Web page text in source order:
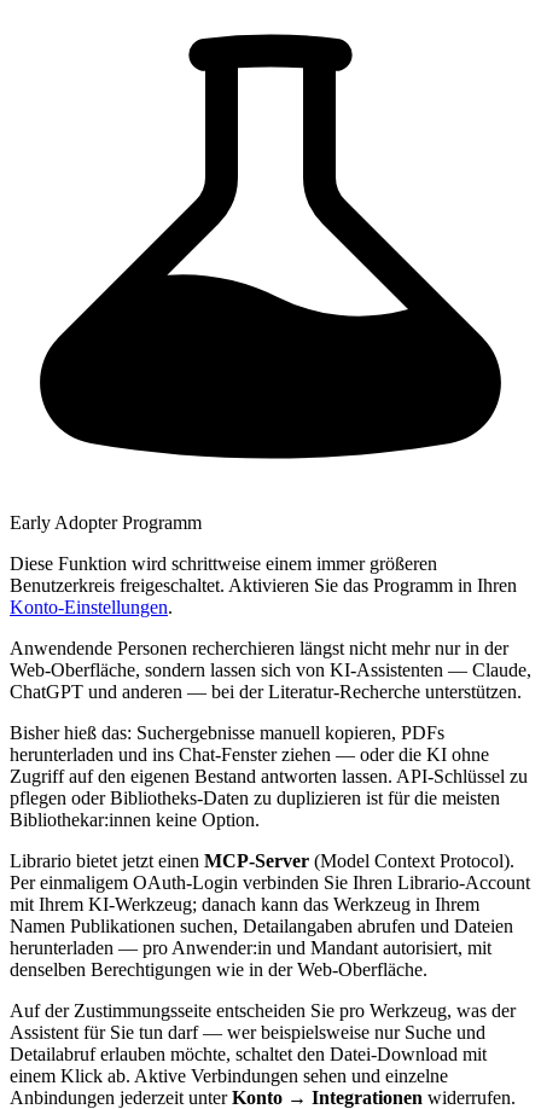
Early Adopter Programm
Diese Funktion wird schrittweise einem immer größeren
Benutzerkreis freigeschaltet. Aktivieren Sie das Programm in Ihren
Konto-Einstellungen.
Anwendende Personen recherchieren längst nicht mehr nur in der
Web-Oberfläche, sondern lassen sich von KI-Assistenten — Claude,
ChatGPT und anderen — bei der Literatur-Recherche unterstützen.
Bisher hieß das: Suchergebnisse manuell kopieren, PDFs
herunterladen und ins Chat-Fenster ziehen — oder die KI ohne
Zugriff auf den eigenen Bestand antworten lassen. API-Schlüssel zu
pflegen oder Bibliotheks-Daten zu duplizieren ist für die meisten
Bibliothekar:innen keine Option.
Librario bietet jetzt einen MCP-Server (Model Context Protocol).
Per einmaligem OAuth-Login verbinden Sie Ihren Librario-Account
mit Ihrem KI-Werkzeug; danach kann das Werkzeug in Ihrem
Namen Publikationen suchen, Detailangaben abrufen und Dateien
herunterladen — pro Anwender:in und Mandant autorisiert, mit
denselben Berechtigungen wie in der Web-Oberfläche.
Auf der Zustimmungsseite entscheiden Sie pro Werkzeug, was der
Assistent für Sie tun darf — wer beispielsweise nur Suche und
Detailabruf erlauben möchte, schaltet den Datei-Download mit
einem Klick ab. Aktive Verbindungen sehen und einzelne
Anbindungen jederzeit unterKonto → Integrationen widerrufen.